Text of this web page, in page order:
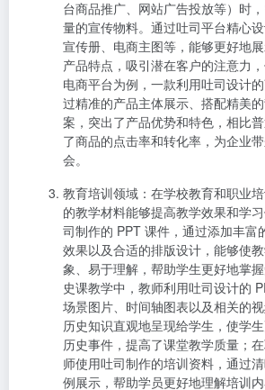
台商品推广、网站广告投放等）时
量的宣传物料。通过吐司平台精心设
宣传册、电商主图等，能够更好地
产品特点，吸引潜在客户的注意力
电商平台为例，一款利用吐司设计
过精准的产品主体展示、搭配精美
案，突出了产品优势和特色，相比
了商品的点击率和转化率，为企业
会。
教育培训领域 ：在学校教育和职业
的教学材料能够提高教学效果和学
司制作的 PPT 课件，通过添加丰富
效果以及合适的排版设计，能够使
象、易于理解，帮助学生更好地掌
史课教学中，教师利用吐司设计的
场景图片、时间轴图表以及相关的
历史知识直观地呈现给学生，使学
历史事件，提高了课堂教学质量；
师使用吐司制作的培训资料，通过
例展示，帮助学员更好地理解培训